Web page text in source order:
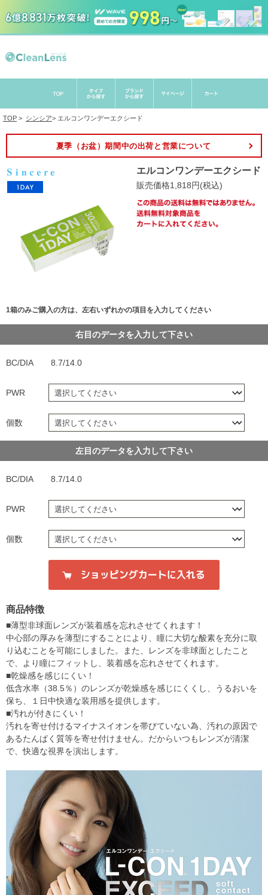
TOP > シンシア> エルコンワンデーエクシード
夏季（お盆）期間中の出荷と営業について
エルコンワンデーエクシード
販売価格1,818円(税込)
1箱のみご購入の方は、左右いずれかの項目を入力してください
右目のデータを入力して下さい
BC/DIA 8.7/14.0
PWR
個数
左目のデータを入力して下さい
BC/DIA 8.7/14.0
PWR
個数
商品特徴
■薄型非球面レンズが装着感を忘れさせてくれます！
中心部の厚みを薄型にすることにより、瞳に大切な酸素を充分に取
り込むことを可能にしました。また、レンズを非球面としたこと
で、より瞳にフィットし、装着感を忘れさせてくれます。
■乾燥感を感じにくい！
低含水率（38.5％）のレンズが乾燥感を感じにくくし、うるおいを
保ち、１日中快適な装用感を提供します。
■汚れが付きにくい！
汚れを寄せ付けるマイナスイオンを帯びていない為、汚れの原因で
あるたんぱく質等を寄せ付けません。だからいつもレンズが清潔
で、快適な視界を演出します。